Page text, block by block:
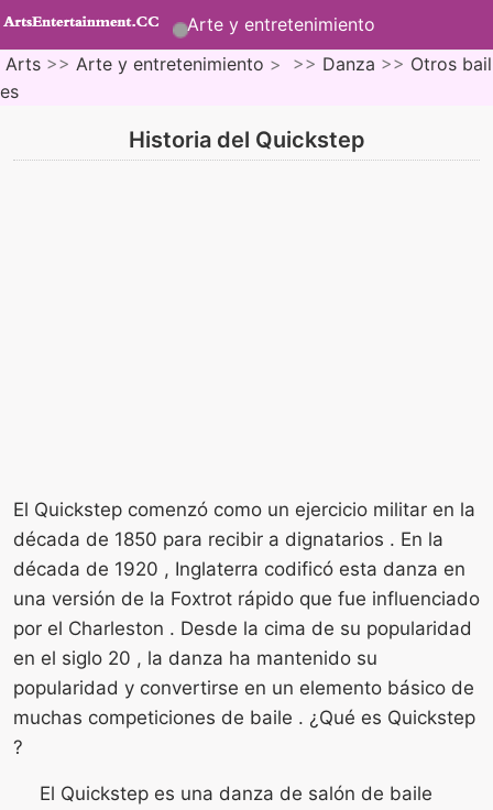
Arte y entretenimiento
Arts >> Arte y entretenimiento > >> Danza >> Otros bail
es
Historia del Quickstep
El Quickstep comenzó como un ejercicio militar en la
década de 1850 para recibir a dignatarios . En la
década de 1920 , Inglaterra codificó esta danza en
una versión de la Foxtrot rápido que fue influenciado
por el Charleston . Desde la cima de su popularidad
en el siglo 20 , la danza ha mantenido su
popularidad y convertirse en un elemento básico de
muchas competiciones de baile . ¿Qué es Quickstep
?
El Quickstep es una danza de salón de baile